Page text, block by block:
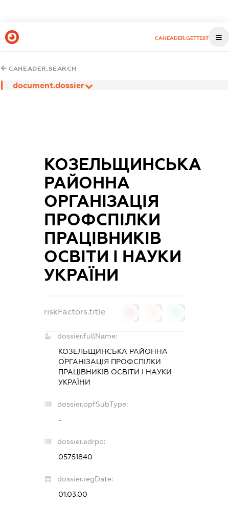
CAHEADER.GETTEST
CAHEADER.SEARCH
document.dossier
КОЗЕЛЬЩИНСЬКА
РАЙОННА
ОРГАНІЗАЦІЯ
ПРОФСПІЛКИ
ПРАЦІВНИКІВ
ОСВІТИ І НАУКИ
УКРАЇНИ
riskFactors.title
dossier.fullName:
КОЗЕЛЬЩИНСЬКА РАЙОННА
ОРГАНІЗАЦІЯ ПРОФСПІЛКИ
ПРАЦІВНИКІВ ОСВІТИ І НАУКИ
УКРАЇНИ
dossier.opfSubType:
-
dossier.edrpo:
05751840
dossier.regDate:
01.03.00